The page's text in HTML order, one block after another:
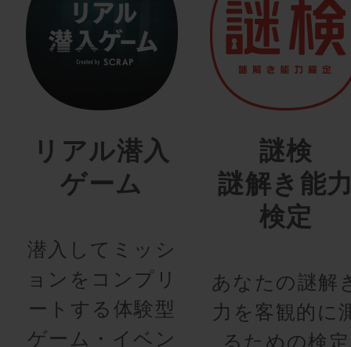
リアル潜入
ゲーム
潜入してミッシ
ョンをコンプリ
ートする体験型
ゲーム・イベン
謎検
謎解き能
検定
あなたの謎解
力を客観的に
るための検定